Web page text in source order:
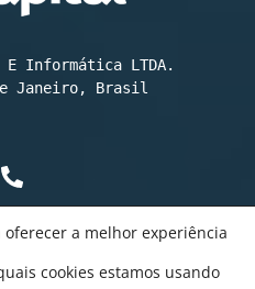
Informática LTDA.
Janeiro, Brasil
2015 até hoje
oferecer a melhor experiência
cookies estamos usando